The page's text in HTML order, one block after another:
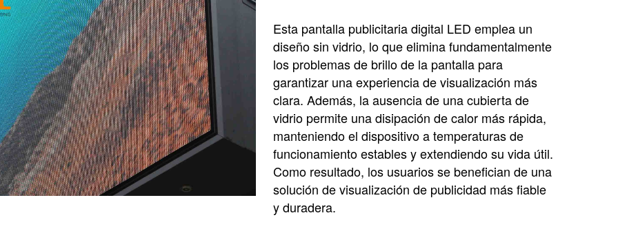
Esta pantalla publicitaria digital LED emplea un
diseño sin vidrio, lo que elimina fundamentalmente
los problemas de brillo de la pantalla para
garantizar una experiencia de visualización más
clara. Además, la ausencia de una cubierta de
vidrio permite una disipación de calor más rápida,
manteniendo el dispositivo a temperaturas de
funcionamiento estables y extendiendo su vida útil.
Como resultado, los usuarios se benefician de una
solución de visualización de publicidad más fiable
y duradera.